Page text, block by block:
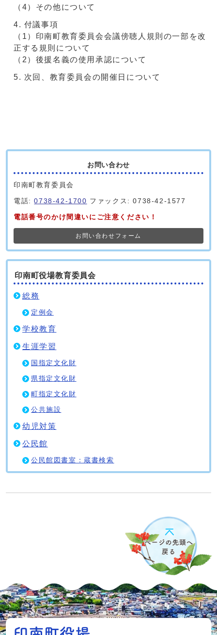
（4）その他について
付議事項
（1）印南町教育委員会会議傍聴人規則の一部を改
正する規則について
（2）後援名義の使用承認について
次回、教育委員会の開催日について
お問い合わせ
印南町教育委員会
電話:0738-42-1700 ファックス: 0738-42-1577
電話番号のかけ間違いにご注意ください！
お問い合わせフォーム
印南町役場教育委員会
総務
定例会
学校教育
生涯学習
国指定文化財
県指定文化財
町指定文化財
公共施設
幼児対策
公民館
公民館図書室：蔵書検索